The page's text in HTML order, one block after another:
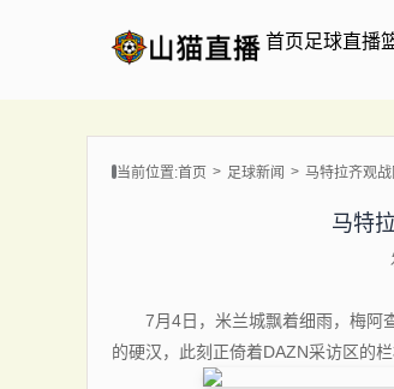
首页足球直播
当前位置:首页 足球新闻 马特拉齐观
马特
7月4日，米兰城飘着细雨，梅阿查
的硬汉，此刻正倚着DAZN采访区的栏